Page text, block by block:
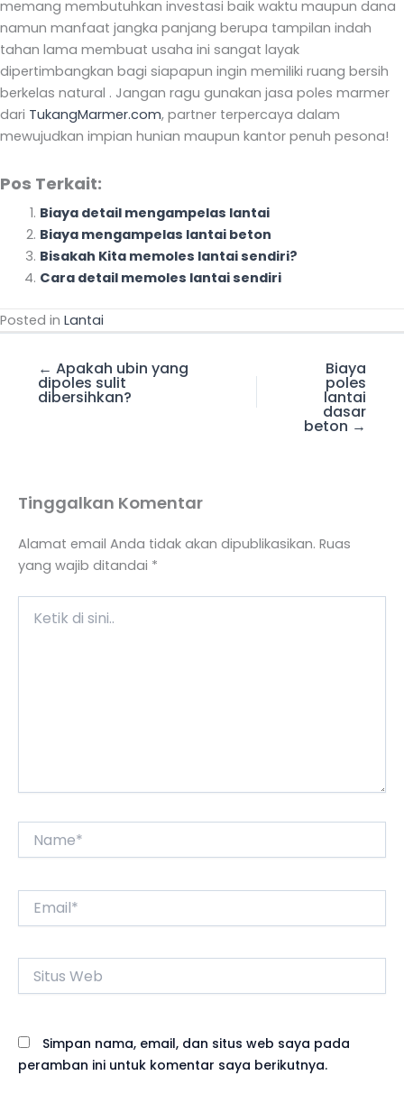
memang membutuhkan investasi baik waktu maupun dana
namun manfaat jangka panjang berupa tampilan indah
tahan lama membuat usaha ini sangat layak
dipertimbangkan bagi siapapun ingin memiliki ruang bersih
berkelas natural . Jangan ragu gunakan jasa poles marmer
dari TukangMarmer.com, partner terpercaya dalam
mewujudkan impian hunian maupun kantor penuh pesona!
Pos Terkait:
Biaya detail mengampelas lantai
Biaya mengampelas lantai beton
Bisakah Kita memoles lantai sendiri?
Cara detail memoles lantai sendiri
Posted in Lantai
← Apakah ubin yang
dipoles sulit
dibersihkan?
Biaya
poles
lantai
dasar
beton →
Tinggalkan Komentar
Alamat email Anda tidak akan dipublikasikan. Ruas
yang wajib ditandai *
Situs
Web
Simpan nama, email, dan situs web saya pada
peramban ini untuk komentar saya berikutnya.